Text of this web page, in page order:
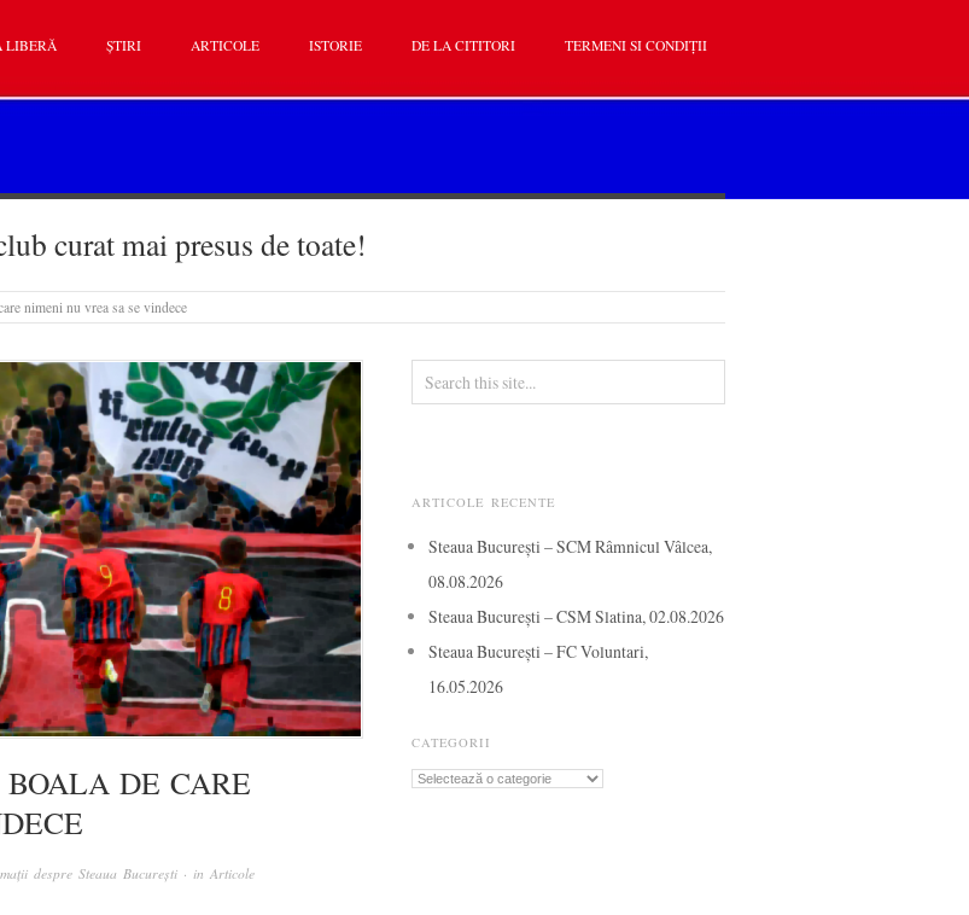
LIBERĂ ȘTIRI ARTICOLE ISTORIE DE LA CITITORI TERMENI SI CONDIȚII
curat mai presus de toate!
nimeni nu vrea sa se vindece
DE CARE
despre Steaua București · in Articole
ARTICOLE RECENTE
Steaua București – SCM Râmnicul Vâlcea,
08.08.2026
Steaua București – CSM Slatina, 02.08.2026
Steaua București – FC Voluntari,
16.05.2026
CATEGORII
Categorii